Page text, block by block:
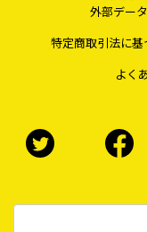
外部デー
特定商取引法に
よく